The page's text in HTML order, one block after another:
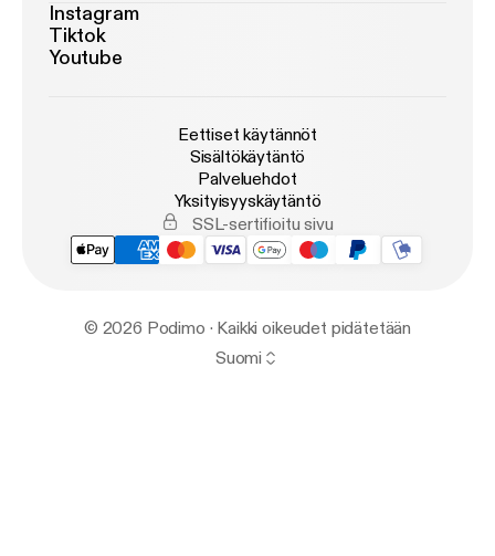
Instagram
Tiktok
Youtube
Eettiset käytännöt
Sisältökäytäntö
Palveluehdot
Yksityisyyskäytäntö
SSL-sertifioitu sivu
© 2026 Podimo · Kaikki oikeudet pidätetään
Suomi